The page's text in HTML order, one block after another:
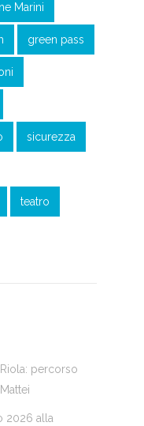
Marini
green pass
sicurezza
teatro
percorso
2026 alla